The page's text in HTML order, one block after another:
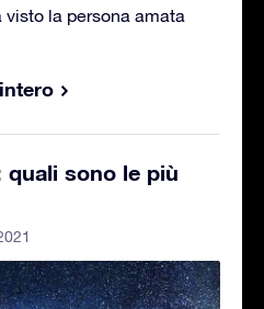
la persona amata
sono le più